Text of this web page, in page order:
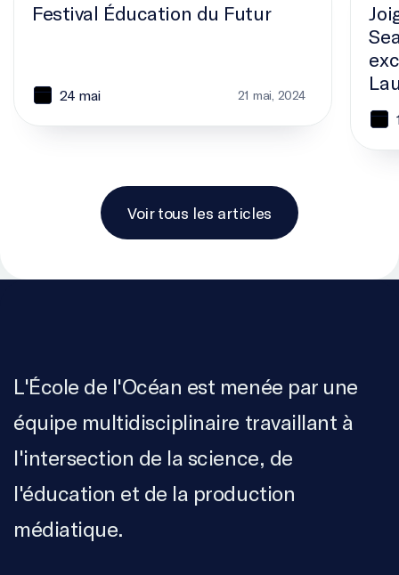
Festival Éducation du Futur
24 mai 21 mai, 2024
Voir tous les articles
L'École de l'Océan est menée par une
équipe multidisciplinaire travaillant à
l'intersection de la science, de
l'éducation et de la production
médiatique.